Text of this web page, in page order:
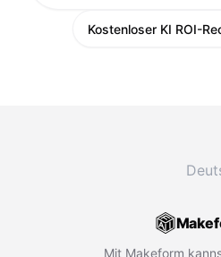
Kostenloser KI ROI-
Mit Makeform